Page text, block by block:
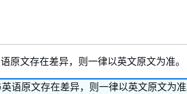
原文存在差异，则一律以英文原文为准。
语原文存在差异，则一律以英文原文为准